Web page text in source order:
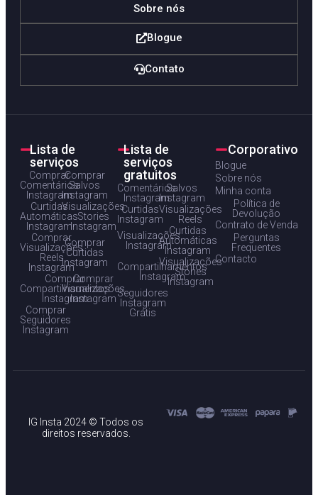
Sobre nós
Blogue
Contato
Lista de
serviços
Comprar
Comentários
Instagram
Comprar
Salvos
Instagram
Curtidas
Automáticas
Instagram
Visualizações
Stories
Instagram
Comprar
Visualizações
Reels
Instagram
Comprar
Curtidas
Instagram
Comprar
Compartilhamentos
Instagram
Comprar
Visualizações
Instagram
Comprar
Seguidores
Instagram
Lista de
serviços
gratuitos
Comentários
Instagram
Salvos
Instagram
Curtidas
Instagram
Visualizações
Reels
Visualizações
Instagram
Curtidas
Automáticas
Instagram
Compartilhamentos
Instagram
Visualizações
Stories
Instagram
Seguidores
Instagram
Grátis
Corporativo
Blogue
Sobre nós
Minha conta
Política de
Devolução
Contrato de Venda
Perguntas
Frequentes
Contacto
IG Insta 2024 © Todos os
direitos reservados.